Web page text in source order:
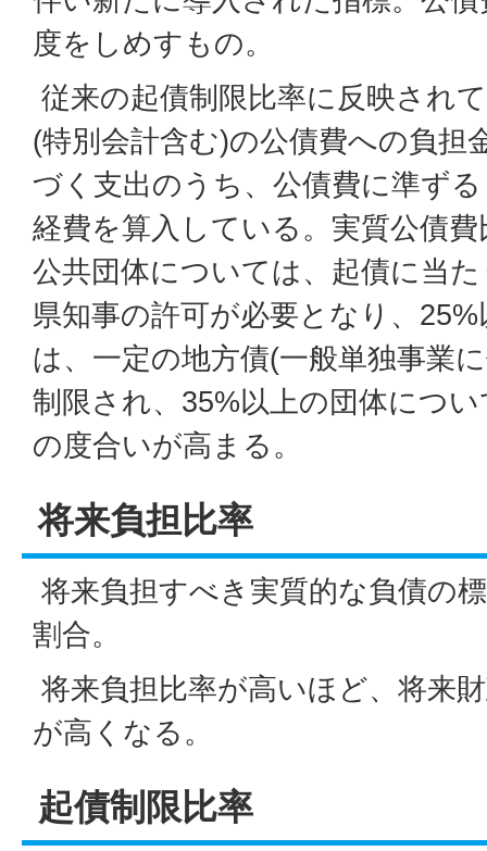
度をしめすもの。
従来の起債制限比率に反映され
(特別会計含む)の公債費への負担
づく支出のうち、公債費に準ず
経費を算入している。実質公債
公共団体については、起債に当
県知事の許可が必要となり、
は、一定の地方債(一般単独事業
制限され、35%以上の団体につ
の度合いが高まる。
将来負担比率
将来負担すべき実質的な負債の
割合。
将来負担比率が高いほど、将来
が高くなる。
起債制限比率